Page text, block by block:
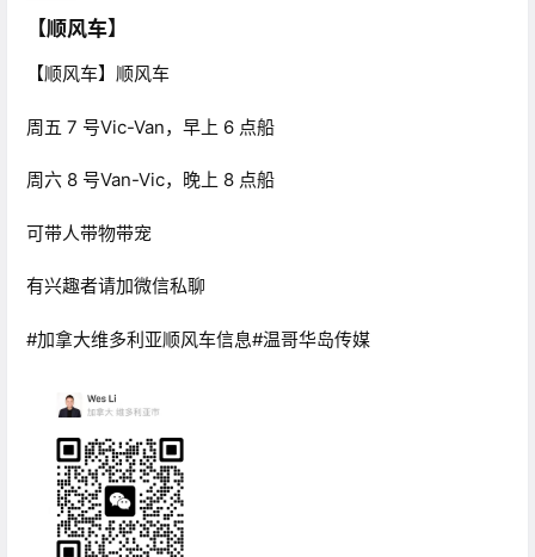
【顺风车】
【顺风车】顺风车
周五 7 号Vic-Van，早上 6 点船
周六 8 号Van-Vic，晚上 8 点船
可带人带物带宠
有兴趣者请加微信私聊
#加拿大维多利亚顺风车信息#温哥华岛传媒